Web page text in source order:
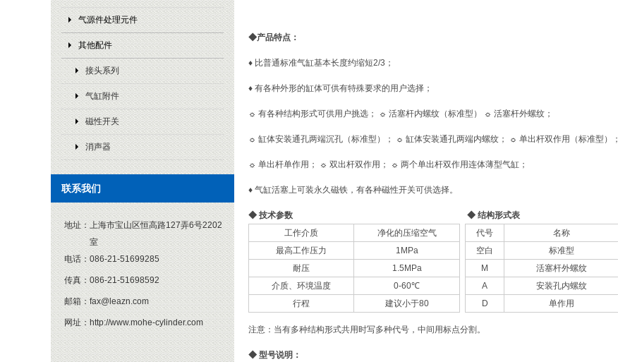
气源件处理元件
其他配件
接头系列
气缸附件
磁性开关
消声器
联系我们
地址： 上海市宝山区恒高路127弄6号2202
室
电话： 086-21-51699285
传真： 086-21-51698592
邮箱： fax@leazn.com
网址： http://www.mohe-cylinder.com
◆产品特点：
♦ 比普通标准气缸基本长度约缩短2/3；
♦ 有各种外形的缸体可供有特殊要求的用户选择；
☼ 有各种结构形式可供用户挑选； ☼ 活塞杆内螺纹（标准型） ☼ 活塞杆外螺纹；
☼ 缸体安装通孔两端沉孔（标准型）； ☼ 缸体安装通孔两端内螺纹； ☼ 单出杆双作用（标准型）；
☼ 单出杆单作用； ☼ 双出杆双作用； ☼ 两个单出杆双作用连体薄型气缸；
♦ 气缸活塞上可装永久磁铁，有各种磁性开关可供选择。
◆ 技术参数 ◆ 结构形式表
工作介质
净化的压缩空气
最高工作压力
1MPa
耐压
1.5MPa
介质、环境温度
0-60℃
行程
建议小于80
代号 名称
空白
标准型
M
活塞杆外螺纹
A
安装孔内螺纹
D
单作用
注意：当有多种结构形式共用时写多种代号，中间用标点分割。
◆ 型号说明：